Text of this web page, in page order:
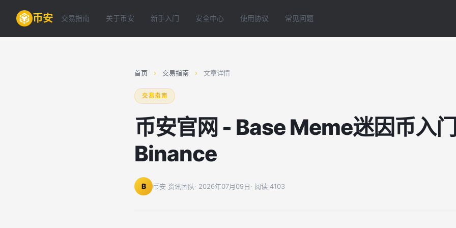
币安 交易指南 关于币安 新手入门 安全中心 使用协议 常见问题
首页 › 交易指南 › 文章详情
交易指南
币安官网 - Base Meme迷因币入
Binance
B 币安 资讯团队· 2026年07月09日· 阅读 4103